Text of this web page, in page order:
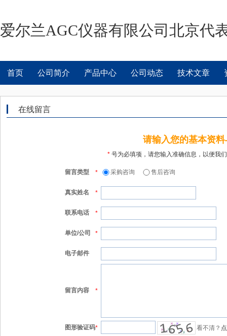
爱尔兰AGC仪器有限公司北京代
首页 公司简介 产品中心 公司动态 技术文章
在线留言
请输入您的基本资
* 号为必填项，请您输入准确信息，以便我
留言类型 * 采购咨询 售后咨询
真实姓名 *
联系电话 *
单位/公司 *
电子邮件
留言内容 *
图形验证码* 看不清？